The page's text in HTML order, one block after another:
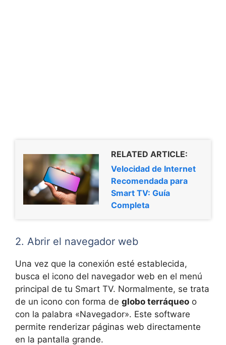
RELATED ARTICLE:
Velocidad de Internet
Recomendada para
Smart TV: Guía
Completa
2. Abrir el navegador web
Una vez que la conexión esté establecida,
busca el icono del navegador web en el menú
principal de tu Smart TV. Normalmente, se trata
de un icono con forma de globo terráqueo o
con la palabra «Navegador». Este software
permite renderizar páginas web directamente
en la pantalla grande.